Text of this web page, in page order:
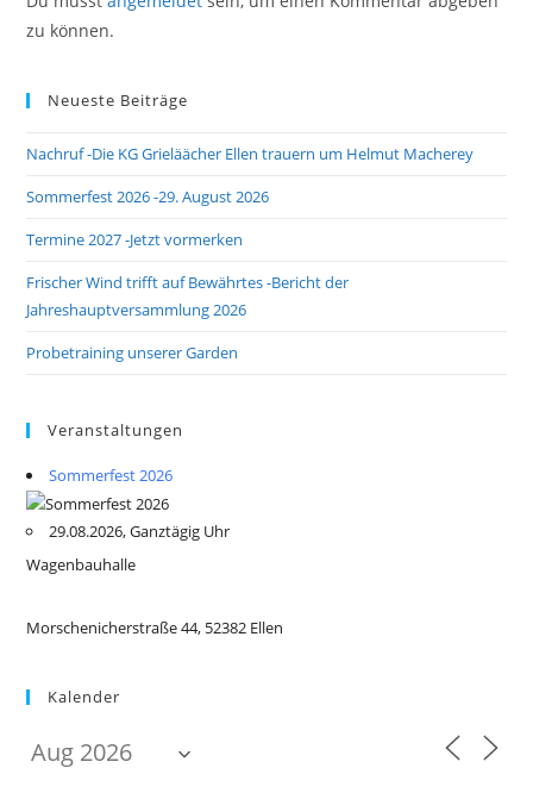
zu können.
Neueste Beiträge
Nachruf -Die KG Grieläächer Ellen trauern um Helmut Macherey
Sommerfest 2026 -29. August 2026
Termine 2027 -Jetzt vormerken
Frischer Wind trifft auf Bewährtes -Bericht der
Jahreshauptversammlung 2026
Probetraining unserer Garden
Veranstaltungen
Sommerfest 2026
29.08.2026, Ganztägig Uhr
Wagenbauhalle
Morschenicherstraße 44, 52382 Ellen
Kalender